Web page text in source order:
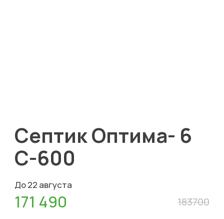
Септик Оптима- 6
С-600
До 22 августа
171 490 183700